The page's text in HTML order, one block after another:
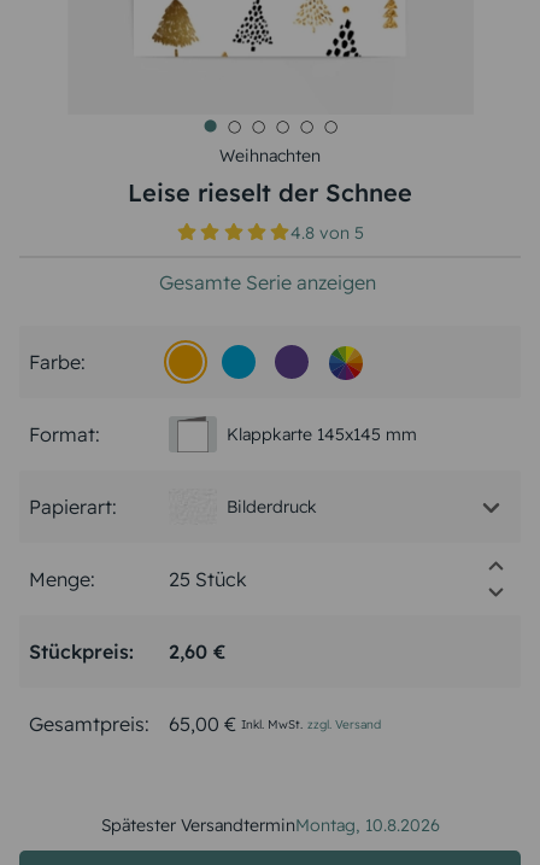
Weihnachten
Leise rieselt der Schnee
4.8 von5
Gesamte Serie anzeigen
Farbe:
Format: Klappkarte 145x145 mm
Papierart: Bilderdruck
Menge:
Stückpreis: 2,60 €
Gesamtpreis: 65,00 € Inkl. MwSt. zzgl. Versand
Spätester VersandterminMontag, 10.8.2026